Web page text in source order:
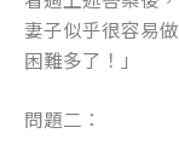
妻子似乎很容易
困難多了！」
問題二：